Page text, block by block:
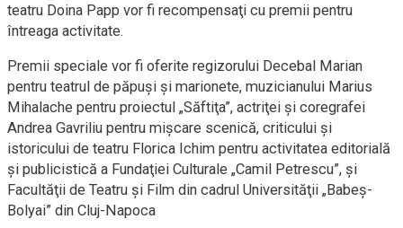
teatru Doina Papp vor fi recompensaţi cu premii pentru
întreaga activitate.
Premii speciale vor fi oferite regizorului Decebal Marian
pentru teatrul de păpuşi şi marionete, muzicianului Marius
Mihalache pentru proiectul „Săftiţa”, actriţei şi coregrafei
Andrea Gavriliu pentru mişcare scenică, criticului şi
istoricului de teatru Florica Ichim pentru activitatea editorială
şi publicistică a Fundaţiei Culturale „Camil Petrescu”, şi
Facultăţii de Teatru şi Film din cadrul Universităţii „Babeş-
Bolyai” din Cluj-Napoca